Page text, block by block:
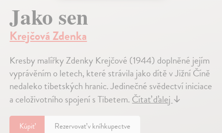
Jako sen
Krejčová Zdenka
Kresby malířky Zdenky Krejčové (1944) doplněné jejím
vyprávěním o letech, které strávila jako dítě v Jižní Číně
nedaleko tibetských hranic. Jedinečné svědectví iniciace
a celoživotního spojení s Tibetem. Čítať ďalej ↓
Kúpiť Rezervovať v kníhkupectve